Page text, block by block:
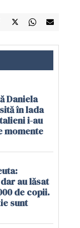
Daniela
în lada
i-au
momente
au lăsat
de copii.
sunt